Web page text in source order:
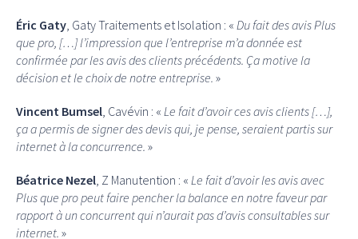
Éric Gaty , Gaty Traitements et Isolation : « Du fait des avis Plus
que pro, […] l’impression que l’entreprise m’a donnée est
confirmée par les avis des clients précédents. Ça motive la
décision et le choix de notre entreprise. »
Vincent Bumsel , Cavévin : « Le fait d’avoir ces avis clients […],
ça a permis de signer des devis qui, je pense, seraient partis sur
internet à la concurrence. »
Béatrice Nezel , Z Manutention : « Le fait d’avoir les avis avec
Plus que pro peut faire pencher la balance en notre faveur par
rapport à un concurrent qui n’aurait pas d’avis consultables sur
internet. »